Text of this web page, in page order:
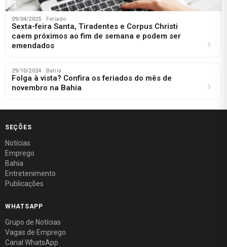
09/04/2025 · Feriado
Sexta-feira Santa, Tiradentes e Corpus Christi
caem próximos ao fim de semana e podem ser
emendados
29/10/2024 · Bahia
Folga à vista? Confira os feriados do mês de
novembro na Bahia
SEÇÕES
Notícias
Emprego
Bahia
Entretenimento
Publicações
WHATSAPP
Grupo de Notícias
Vagas de Emprego
Canal WhatsApp